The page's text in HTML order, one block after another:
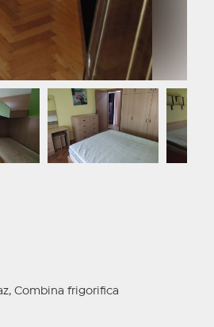
Combina frigorifica